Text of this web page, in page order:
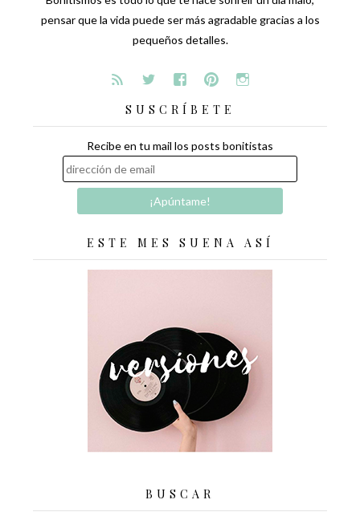
pensar que la vida puede ser más agradable gracias a los
pequeños detalles.
SUSCRÍBETE
Recibe en tu mail los posts bonitistas
ESTE MES SUENA ASÍ
BUSCAR